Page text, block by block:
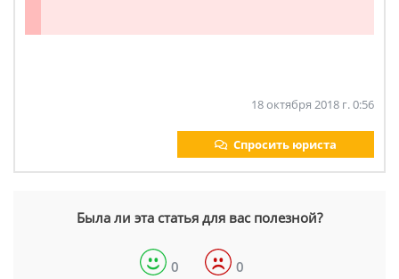
18 октября 2018 г. 0:56
Спросить юриста
Была ли эта статья для вас полезной?
0 0